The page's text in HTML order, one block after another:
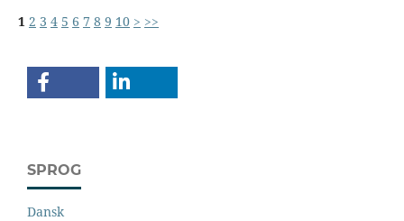
1 2 3 4 5 6 7 8 9 10 > >>
SPROG
Dansk